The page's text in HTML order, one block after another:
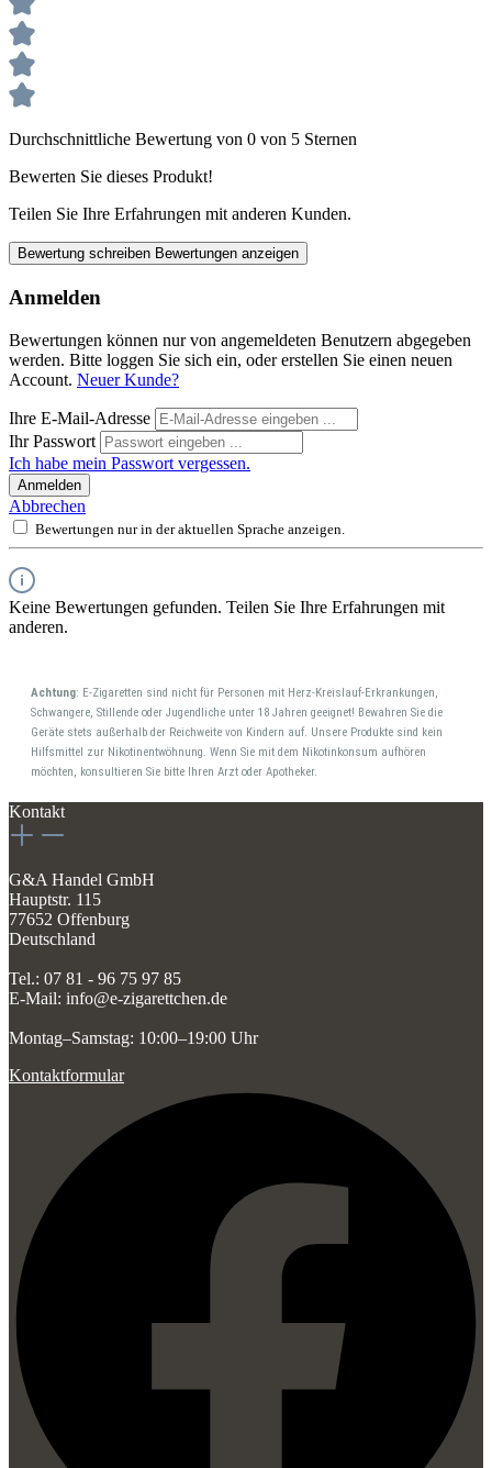
Durchschnittliche Bewertung von 0 von 5 Sternen
Bewerten Sie dieses Produkt!
Teilen Sie Ihre Erfahrungen mit anderen Kunden.
Bewertung schreiben Bewertungen anzeigen
Anmelden
Bewertungen können nur von angemeldeten Benutzern abgegeben
werden. Bitte loggen Sie sich ein, oder erstellen Sie einen neuen
Account. Neuer Kunde?
Ihre E-Mail-Adresse
Ihr Passwort
Ich habe mein Passwort vergessen.
Anmelden
Abbrechen
Bewertungen nur in der aktuellen Sprache anzeigen.
Keine Bewertungen gefunden. Teilen Sie Ihre Erfahrungen mit
anderen.
Achtung: E-Zigaretten sind nicht für Personen mit Herz-Kreislauf-Erkrankungen,
Schwangere, Stillende oder Jugendliche unter 18 Jahren geeignet! Bewahren Sie die
Geräte stets außerhalb der Reichweite von Kindern auf. Unsere Produkte sind kein
Hilfsmittel zur Nikotinentwöhnung. Wenn Sie mit dem Nikotinkonsum aufhören
möchten, konsultieren Sie bitte Ihren Arzt oder Apotheker.
Kontakt
G&A Handel GmbH
Hauptstr. 115
77652 Offenburg
Deutschland
Tel.: 07 81 - 96 75 97 85
E-Mail: info@e-zigarettchen.de
Montag–Samstag: 10:00–19:00 Uhr
Kontaktformular